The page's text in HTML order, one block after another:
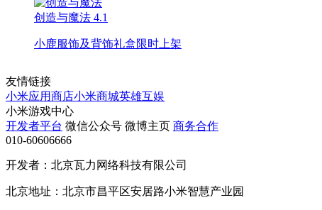
创造与魔法 4.1
小鹿服饰及背饰礼盒限时上架
友情链接
小米应用商店小米商城英雄互娱
小米游戏中心
开发者平台 微信公众号 微博主页 商务合作
010-60606666
开发者：北京瓦力网络科技有限公司
北京地址：北京市昌平区安居路小米智慧产业园